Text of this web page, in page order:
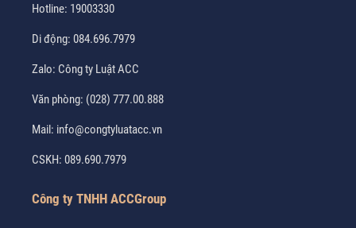
Hotline: 19003330
Di động: 084.696.7979
Zalo: Công ty Luật ACC
Văn phòng: (028) 777.00.888
Mail: info@congtyluatacc.vn
CSKH: 089.690.7979
Công ty TNHH ACCGroup